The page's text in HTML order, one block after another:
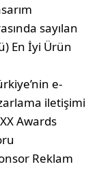
sayılan
En İyi Ürün
e-
iletişimi
Awards
Reklam